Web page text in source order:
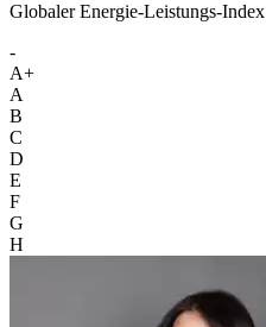
Globaler Energie-Leistungs-Index
-
A+
A
B
C
D
E
F
G
H